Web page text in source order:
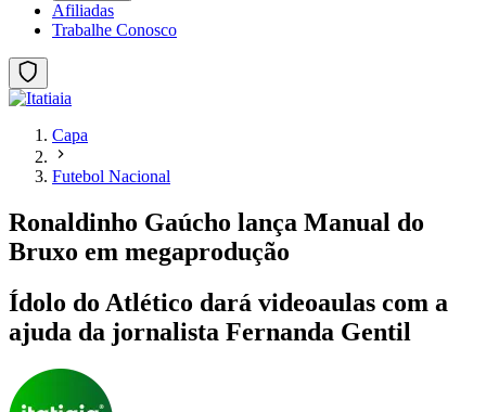
Afiliadas
Trabalhe Conosco
Capa
Futebol Nacional
Ronaldinho Gaúcho lança Manual do
Bruxo em megaprodução
Ídolo do Atlético dará videoaulas com a
ajuda da jornalista Fernanda Gentil